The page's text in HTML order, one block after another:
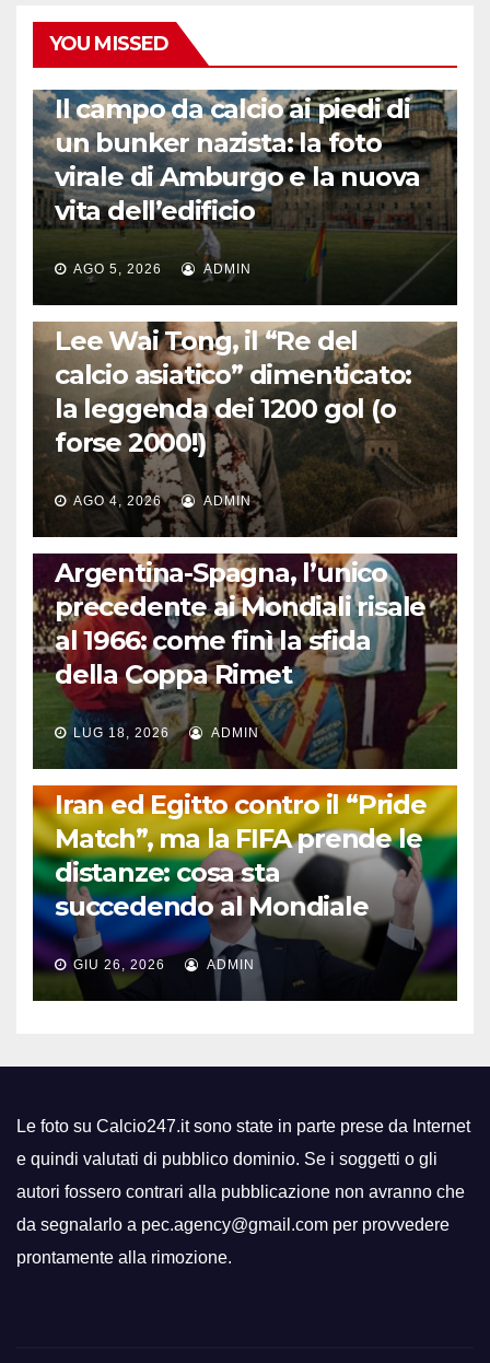
YOU MISSED
Il campo da calcio ai piedi di
un bunker nazista: la foto
virale di Amburgo e la nuova
vita dell’edificio
AGO 5, 2026 ADMIN
LA STORIA DEL CALCIO
Lee Wai Tong, il “Re del
calcio asiatico” dimenticato:
la leggenda dei 1200 gol (o
forse 2000!)
AGO 4, 2026 ADMIN
CALCIO INTERNAZIONALE
Argentina-Spagna, l’unico
precedente ai Mondiali risale
al 1966: come finì la sfida
della Coppa Rimet
LUG 18, 2026 ADMIN
FUORI DAL CAMPO: CALCIO, GOSSIP E NON SOLO
Iran ed Egitto contro il “Pride
Match”, ma la FIFA prende le
distanze: cosa sta
succedendo al Mondiale
GIU 26, 2026 ADMIN
Le foto su Calcio247.it sono state in parte prese da Internet
e quindi valutati di pubblico dominio. Se i soggetti o gli
autori fossero contrari alla pubblicazione non avranno che
da segnalarlo a pec.agency@gmail.com per provvedere
prontamente alla rimozione.